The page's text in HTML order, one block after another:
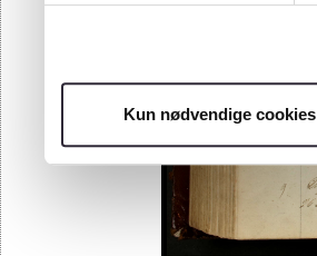
Kun nødvendige cookies